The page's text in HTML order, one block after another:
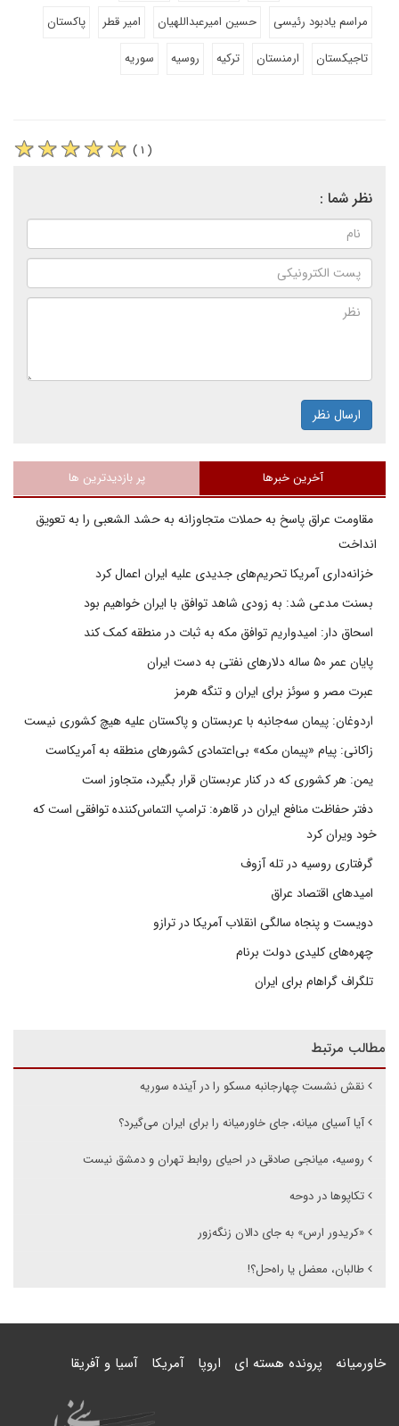
مراسم یادبود رئیسی
حسین امیرعبداللهیان امیر قطر
پاکستان
تاجیکستان
ارمنستان ترکیه روسیه سوریه
( ۱ )
نظر شما :
ارسال نظر
آخرین خبرها پر بازدیدترین ها
مقاومت عراق پاسخ به حملات متجاوزانه به حشد الشعبی را به تعویق
انداخت
خزانه‌داری آمریکا تحریم‌های جدیدی علیه ایران اعمال کرد
بسنت مدعی شد: به زودی شاهد توافق با ایران خواهیم بود
اسحاق دار: امیدواریم توافق مکه به ثبات در منطقه کمک کند
پایان عمر ۵۰ ساله دلارهای نفتی به دست ایران
عبرت مصر و سوئز برای ایران و تنگه هرمز
اردوغان: پیمان سه‌جانبه با عربستان و پاکستان علیه هیچ کشوری نیست
زاکانی: پیام «پیمان مکه» بی‌اعتمادی کشورهای منطقه به آمریکاست
یمن: هر کشوری که در کنار عربستان قرار بگیرد، متجاوز است
دفتر حفاظت منافع ایران در قاهره: ترامپ التماس‌کننده توافقی است که
خود ویران کرد
گرفتاری روسیه در تله آزوف
امیدهای اقتصاد عراق
دویست و پنجاه سالگی انقلاب آمریکا در ترازو
چهره‌های کلیدی دولت برنام
تلگراف گراهام برای ایران
مطالب مرتبط
نقش نشست چهارجانبه مسکو را در آینده سوریه
آیا آسیای میانه، جای خاورمیانه را برای ایران می‌گیرد؟
روسیه، میانجی صادقی در احیای روابط تهران و دمشق نیست
تکاپوها در دوحه
«کریدور ارس» به جای دالان زنگه‌زور
طالبان، معضل یا راه‌حل؟!
خاورمیانه پرونده هسته ای اروپا آمریکا آسیا و آفریقا